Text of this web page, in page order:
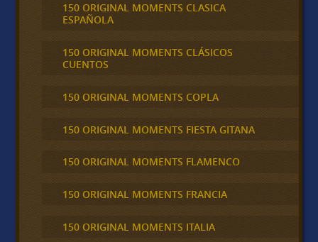
150 ORIGINAL MOMENTS CLASICA
ESPAÑOLA
150 ORIGINAL MOMENTS CLÁSICOS
CUENTOS
150 ORIGINAL MOMENTS COPLA
150 ORIGINAL MOMENTS FIESTA GITANA
150 ORIGINAL MOMENTS FLAMENCO
150 ORIGINAL MOMENTS FRANCIA
150 ORIGINAL MOMENTS ITALIA